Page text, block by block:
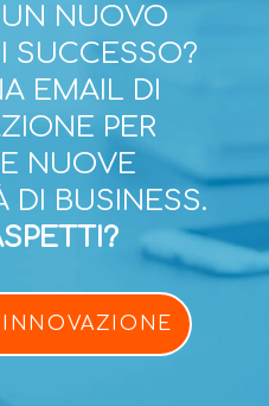
NUOVO
SUCCESSO?
EMAIL DI
PER
NUOVE
DI BUSINESS.